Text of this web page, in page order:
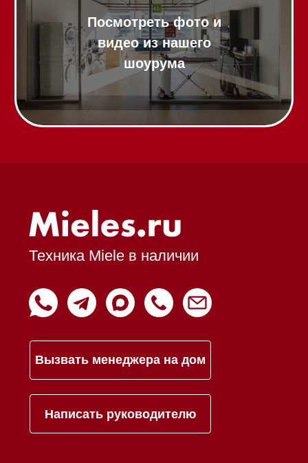
Trade-In
Статьи
Выставочные образцы
Аксессуары
Контакты
Дизайнерам и архитекторам
Инвестиции
Оплата при получении
Гарантия
Вопрос-ответ
Шоурум
Команда